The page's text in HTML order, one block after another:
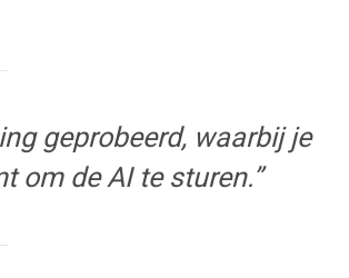
geprobeerd, waarbij je
om de AI te sturen.”